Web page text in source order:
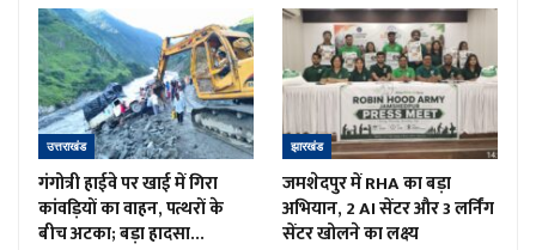
उत्तराखंड
गंगोत्री हाईवे पर खाई में गिरा
कांवड़ियों का वाहन, पत्थरों के
बीच अटका; बड़ा हादसा…
झारखंड
जमशेदपुर में RHA का बड़ा
अभियान, 2 AI सेंटर और 3 लर्निंग
सेंटर खोलने का लक्ष्य